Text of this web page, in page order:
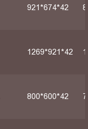
921*674*42
1269*921*42
800*600*42